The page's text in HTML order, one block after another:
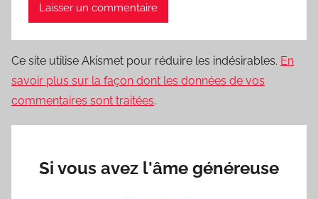
Ce site utilise Akismet pour réduire les indésirables. En
savoir plus sur la façon dont les données de vos
commentaires sont traitées.
Si vous avez l'âme généreuse